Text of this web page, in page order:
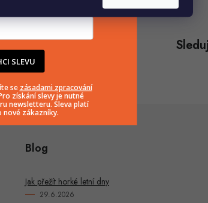
Blog
Jak přežít horké letní dny
29.6.2026
SLEVU
se zásadami zpracování
získání slevy je nutné
newsletteru. Sleva platí
nové zákazníky.